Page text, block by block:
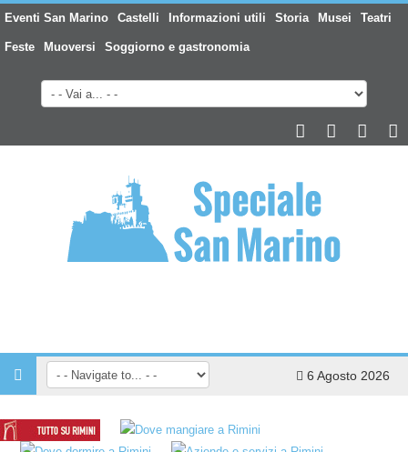
Eventi San Marino Castelli Informazioni utili Storia Musei Teatri
Feste Muoversi Soggiorno e gastronomia
6 Agosto 2026